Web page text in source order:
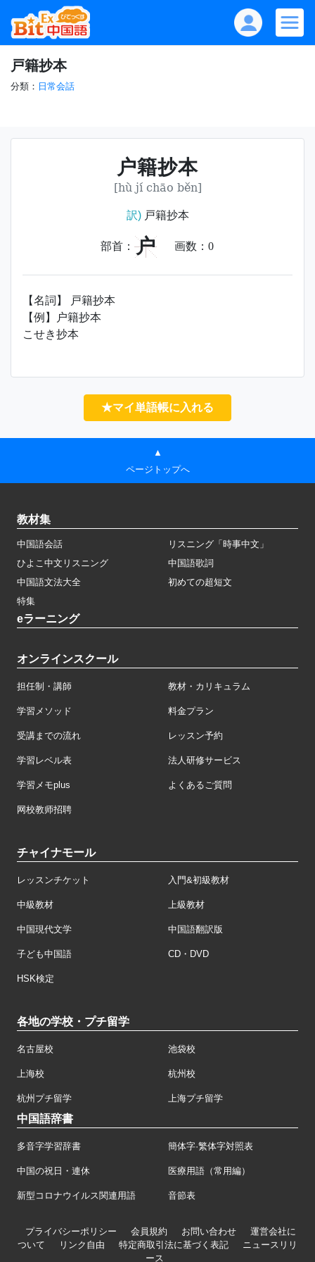
戸籍抄本
分類： 日常会話
户籍抄本
[hù jí chāo běn]
訳)戸籍抄本
部首： 户 画数： 0
【名詞】 戸籍抄本
【例】户籍抄本
こせき抄本
★マイ単語帳に入れる
▲
ページトップへ
教材集
中国語会話
リスニング「時事中文」
ひよこ中文リスニング
中国語歌詞
中国語文法大全
初めての超短文
特集
eラーニング
オンラインスクール
担任制・講師 教材・カリキュラム
学習メソッド 料金プラン
受講までの流れ レッスン予約
学習レベル表 法人研修サービス
学習メモplus よくあるご質問
网校教师招聘
チャイナモール
レッスンチケット 入門&初級教材
中級教材 上級教材
中国現代文学 中国語翻訳版
子ども中国語 CD・DVD
HSK検定
各地の学校・プチ留学
名古屋校 池袋校
上海校 杭州校
杭州プチ留学 上海プチ留学
中国語辞書
多音字学習辞書 簡体字·繁体字対照表
中国の祝日・連休 医療用語（常用編）
新型コロナウイルス関連用語 音節表
プライバシーポリシー 会員規約 お問い合わせ
運営会社に
ついて
リンク自由 特定商取引法に基づく表記
ニュースリリ
ース